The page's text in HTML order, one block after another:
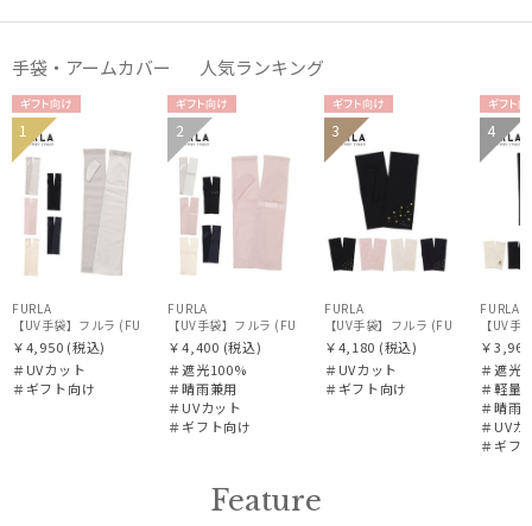
手袋・アームカバー 人気ランキング
ギフト
向け
WOME
N
1
FURLA
【UV手袋】フルラ (FURLA) ロング ＵＶ手袋 リボン 指無し
￥4,950 (税込)
＃UVカット
＃ギフト向け
ギフト
向け
WOME
N
2
FURLA
【UV手袋】フルラ (FURLA) ミディアム ＵＶ手袋 リボン 指無し
￥4,400 (税込)
＃遮光100%
＃晴雨兼用
＃UVカット
＃ギフト向け
ギフト
向け
WOME
N
3
FURLA
【UV手袋】フルラ (FURLA) ショ
￥4,180 (税込)
＃UVカット
＃ギフト向け
ギフト
向け
N
4
FURLA
【UV
￥3,960
＃遮光
＃軽量
＃晴雨
＃UVカ
＃ギフ
Feature